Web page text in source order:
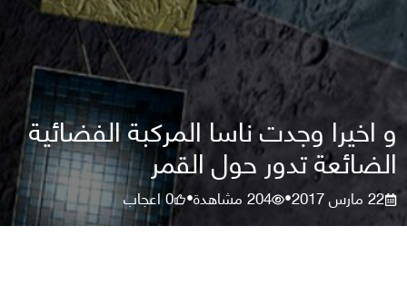
و اخيرا وجدت ناسا المركبة الفضائية
الضائعة تدور حول القمر
22 مارس 2017 •
204مشاهدة•
0اعجاب